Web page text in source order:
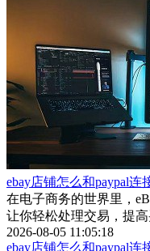
ebay店铺怎么和paypal连
在电子商务的世界里，
让你轻松处理交易，提
2026-08-05 11:05:18
ebay店铺怎么和paypal连